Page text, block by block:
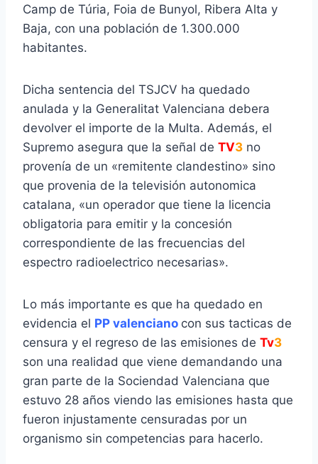
Camp de Túria, Foia de Bunyol, Ribera Alta y
Baja, con una población de 1.300.000
habitantes.
Dicha sentencia del TSJCV ha quedado
anulada y la Generalitat Valenciana debera
devolver el importe de la Multa. Además, el
Supremo asegura que la señal de TV3 no
provenía de un «remitente clandestino» sino
que provenia de la televisión autonomica
catalana, «un operador que tiene la licencia
obligatoria para emitir y la concesión
correspondiente de las frecuencias del
espectro radioelectrico necesarias».
Lo más importante es que ha quedado en
evidencia el PP valenciano con sus tacticas de
censura y el regreso de las emisiones de Tv3
son una realidad que viene demandando una
gran parte de la Sociendad Valenciana que
estuvo 28 años viendo las emisiones hasta que
fueron injustamente censuradas por un
organismo sin competencias para hacerlo.